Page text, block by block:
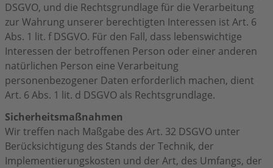
DSGVO, und die Rechtsgrundlage für die Verarbeitung
zur Wahrung unserer berechtigten Interessen ist Art. 6
Abs. 1 lit. f DSGVO. Für den Fall, dass lebenswichtige
Interessen der betroffenen Person oder einer anderen
natürlichen Person eine Verarbeitung
personenbezogener Daten erforderlich machen, dient
Art. 6 Abs. 1 lit. d DSGVO als Rechtsgrundlage.
Sicherheitsmaßnahmen
Wir treffen nach Maßgabe des Art. 32 DSGVO unter
Berücksichtigung des Stands der Technik, der
Implementierungskosten und der Art, des Umfangs, der